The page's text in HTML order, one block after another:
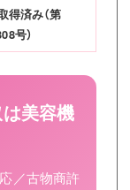
得済み（第
号）
は美容機
／古物商許